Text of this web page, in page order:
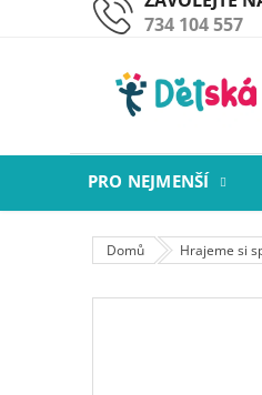
734 104 557
PRO NEJMENŠÍ
Domů Hrajeme si